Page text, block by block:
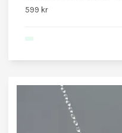
599 kr